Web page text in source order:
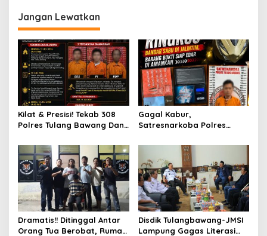
a
s
i
p
o
s
Jangan Lewatkan
Kilat & Presisi! Tekab 308
Polres Tulang Bawang Dan
Komplotan Spesialis
Pencurian Rumah Ibadah
Gagal Kabur,
Satresnarkoba Polres
Bandar Sabu Di Jalintim,
Barang Bukti Siap Edar Di
Amankan
Dramatis!! Ditinggal Antar
Orang Tua Berobat, Rumah
Disdik Tulangbawang-JMSI
Lampung Gagas Literasi